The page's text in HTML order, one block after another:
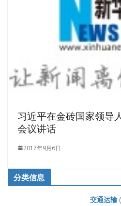
习近平在金砖国家领导
会议讲话
2017年9月6日
分类信息
交通运输